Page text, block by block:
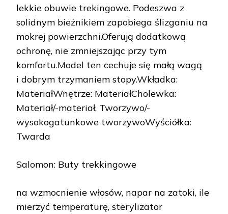
lekkie obuwie trekingowe. Podeszwa z
solidnym bieżnikiem zapobiega ślizganiu na
mokrej powierzchni.Oferują dodatkową
ochronę, nie zmniejszając przy tym
komfortu.Model ten cechuje się małą wagą
i dobrym trzymaniem stopy.Wkładka:
MateriałWnętrze: MateriałCholewka:
Materiał/-materiał, Tworzywo/-
wysokogatunkowe tworzywoWyściółka:
Twarda
Salomon: Buty trekkingowe
na wzmocnienie włosów, napar na zatoki, ile
mierzyć temperaturę, sterylizator